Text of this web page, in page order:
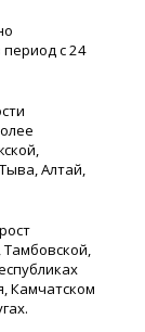
с 24
Алтай,
Камчатском